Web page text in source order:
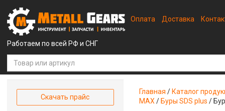
Работаем по всей РФ и СНГ
Оплата Доставка
Главная / Каталог
MAX / Буры SDS plus /
Скачать прайс